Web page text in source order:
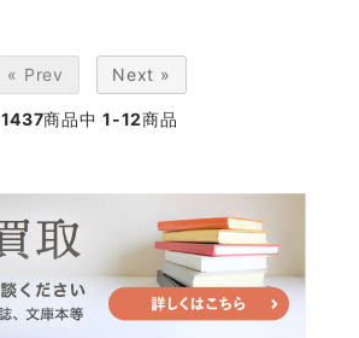
« Prev Next »
1437商品中 1-12商品